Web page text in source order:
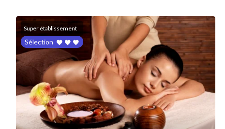
Super établissement
Sélection